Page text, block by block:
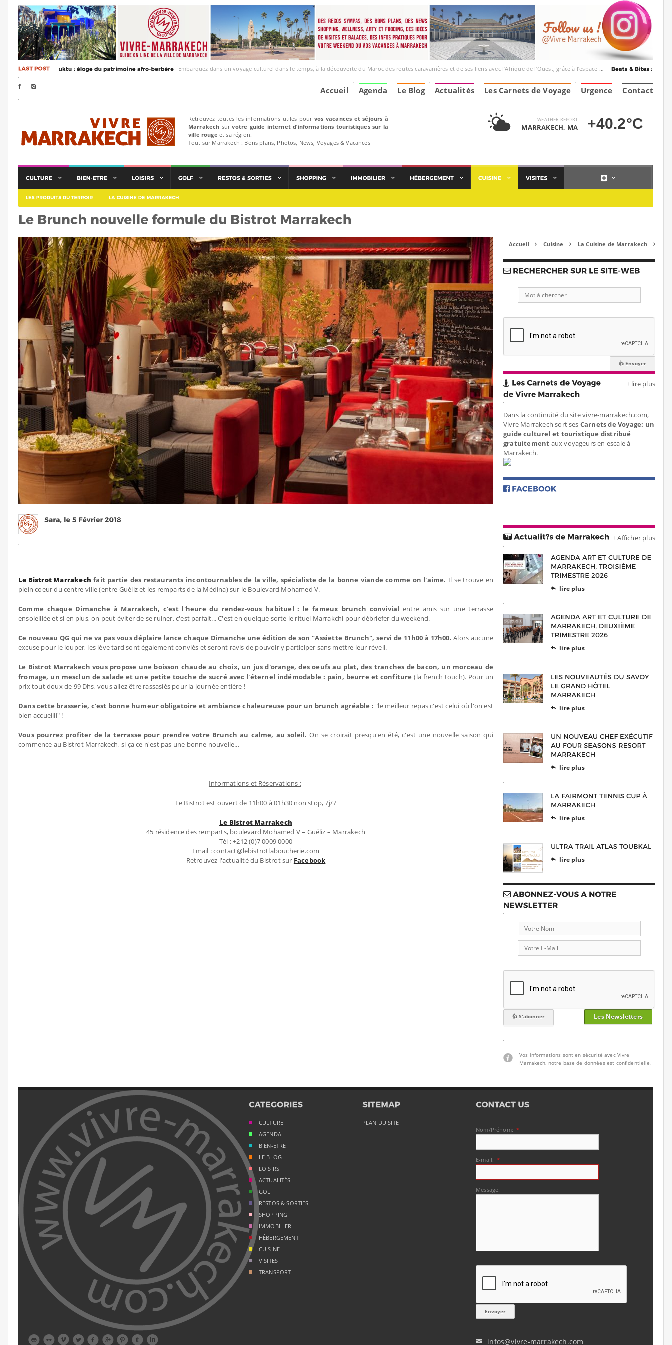
Embarquez dans un voyage culturel dans le temps, à la découverte du Maroc des routes caravanières et de ses liens avec l’Afrique de l’Ouest, grâce à l’espace Marrakesh-Tumbuktu.
  Accueil Agenda Le Blog Actualités Les Carnets de Voyage Urgence Contact
Retrouvez toutes les informations utiles pour vos vacances et séjours à
Marrakech survotre guide internet d’informations touristiques sur la
ville rouge et sa région.
Tout sur Marrakech : Bons plans, Photos, News, Voyages & Vacances
WEATHER REPORT
MARRAKECH, MA +40.2°C
Le Bistrot Marrakech fait partie des restaurants incontournables de la ville, spécialiste de la bonne viande comme on l'aime. Il se trouve en
plein coeur du centre-ville (entre Guéliz et les remparts de la Médina) sur le Boulevard Mohamed V.
Comme chaque Dimanche à Marrakech, c'est l'heure du rendez-vous habituel : le fameux brunch convivialentre amis sur une terrasse
ensoleillée et si en plus, on peut éviter de se ruiner, c'est parfait... C'est en quelque sorte le rituel Marrakchi pour débriefer du weekend.
Ce nouveau QG qui ne va pas vous déplaire lance chaque Dimanche une édition de son "Assiette Brunch", servi de 11h00 à 17h00.Alors aucune
excuse pour le louper, les lève tard sont également conviés et seront ravis de pouvoir y participer sans mettre leur réveil.
Le Bistrot Marrakech vous propose une boisson chaude au choix, un jus d'orange, des oeufs au plat, des tranches de bacon, un morceau de
fromage, un mesclun de salade et une petite touche de sucré avec l'éternel indémodable : pain, beurre et confiture (la french touch). Pour un
prix tout doux de 99 Dhs, vous allez être rassasiés pour la journée entière !
Dans cette brasserie, c'est bonne humeur obligatoire et ambiance chaleureuse pour un brunch agréable : "le meilleur repas c'est celui où l'on est
bien accueilli" !
Vous pourrez profiter de la terrasse pour prendre votre Brunch au calme, au soleil.On se croirait presqu'en été, c'est une nouvelle saison qui
commence au Bistrot Marrakech, si ça ce n'est pas une bonne nouvelle...
Informations et Réservations :
Le Bistrot est ouvert de 11h00 à 01h30 non stop, 7j/7
Le Bistrot Marrakech
45 résidence des remparts, boulevard Mohamed V – Guéliz – Marrakech
Tél : +212 (0)7 0009 0000
Email : contact@lebistrotlaboucherie.com
Retrouvez l'actualité du Bistrot sur Facebook
Accueil  Cuisine  La Cuisine de Marrakech 
+ lire plus
Dans la continuité du site vivre-marrakech.com,
Vivre Marrakech sort ses Carnets de Voyage: un
guide culturel et touristique distribué
gratuitement aux voyageurs en escale à
Marrakech.
+ Afficher plus
 lire plus
 lire plus
 lire plus
 lire plus
 lire plus
 lire plus
Les Newsletters
Vos informations sont en sécurité avec Vivre
Marrakech, notre base de données est confidentielle.
        
CULTURE
AGENDA
BIEN-ETRE
LE BLOG
LOISIRS
ACTUALITÉS
GOLF
RESTOS & SORTIES
SHOPPING
IMMOBILIER
HÉBERGEMENT
CUISINE
VISITES
TRANSPORT
PLAN DU SITE
Nom/Prénom: *
E-mail: *
Message:
✉ infos@vivre-marrakech.com